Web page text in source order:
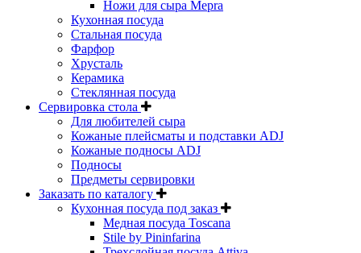
Ножи для сыра Mepra
Кухонная посуда
Стальная посуда
Фарфор
Хрусталь
Керамика
Стеклянная посуда
Сервировка стола
Для любителей сыра
Кожаные плейсматы и подставки ADJ
Кожаные подносы ADJ
Подносы
Предметы сервировки
Заказать по каталогу
Кухонная посуда под заказ
Медная посуда Toscana
Stile by Pininfarina